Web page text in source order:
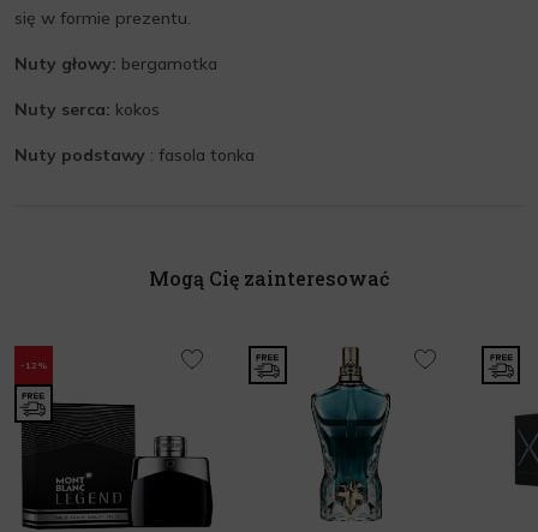
się w formie prezentu.
Nuty głowy: bergamotka
Nuty serca: kokos
Nuty podstawy : fasola tonka
Mogą Cię zainteresować
-12%